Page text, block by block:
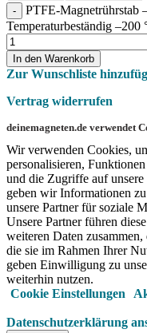
PTFE-Magnetrührstab
Temperaturbeständig –200
In den Warenkorb
Zur Wunschliste
Vertrag widerrufen
deinemagneten.de verwendet
Wir verwenden Cookies,
personalisieren,
und die Zugriffe auf
geben wir Informationen
unsere Partner für soziale
Unsere Partner führen
weiteren Daten
die sie im Rahmen Ihrer
geben Einwilligung zu
weiterhin nutzen.
Cookie Einstellungen
Datenschutzerklärung